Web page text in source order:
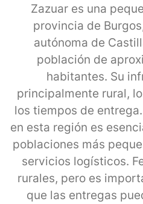
Zazuar es una
provincia de
autónoma de
población de
habitantes. Su
principalmente rural,
los tiempos de
en esta región es
poblaciones más
servicios logísticos.
rurales, pero es
que las entregas